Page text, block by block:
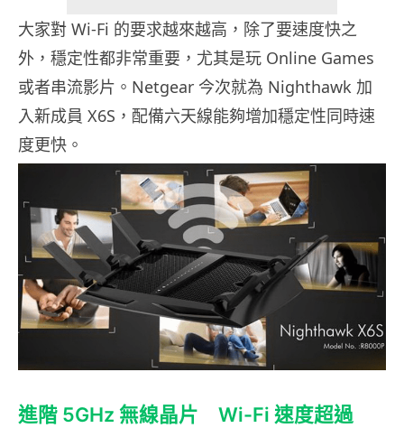
大家對 Wi-Fi 的要求越來越高，除了要速度快之
外，穩定性都非常重要，尤其是玩 Online Games
或者串流影片。Netgear 今次就為 Nighthawk 加
入新成員 X6S，配備六天線能夠增加穩定性同時速
度更快。
進階 5GHz 無線晶片 Wi-Fi 速度超過